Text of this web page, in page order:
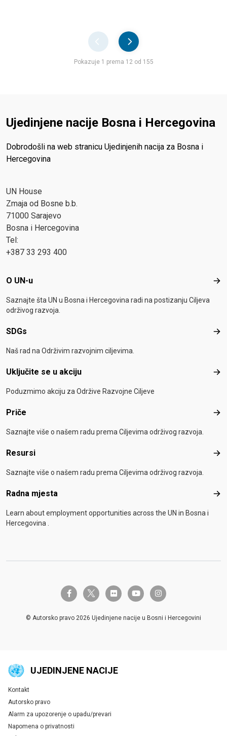
Pokazuje 1 prema 12 od 155
Ujedinjene nacije Bosna i Hercegovina
Dobrodošli na web stranicu Ujedinjenih nacija za Bosna i
Hercegovina
UN House
Zmaja od Bosne b.b.
71000 Sarajevo
Bosna i Hercegovina
Tel:
+387 33 293 400
Footer menu
O UN-u O
Saznajte šta UN u Bosna i Hercegovina radi na postizanju Ciljeva
održivog razvoja.
SDGs
Naš rad na Održivim razvojnim ciljevima.
Uključite se u akciju
Poduzmimo akciju za Održive Razvojne Ciljeve
Priče
Saznajte više o našem radu prema Ciljevima održivog razvoja.
Resursi
Saznajte više o našem radu prema Ciljevima održivog razvoja.
Radna mjesta
Learn about employment opportunities across the UN in Bosna i
Hercegovina .
facebook-ftwitter-x flickr youtube instagram
© Autorsko pravo 2026 Ujedinjene nacije u Bosni i Hercegovini
UJEDINJENE NACIJE
Global U.N. menu
Kontakt
Autorsko pravo
Alarm za upozorenje o upadu/prevari
Napomena o privatnosti